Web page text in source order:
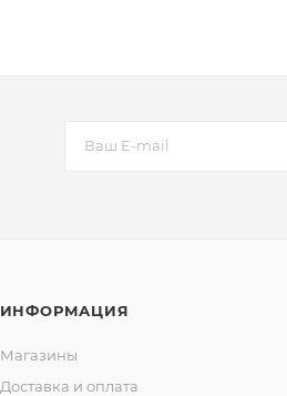
ИНФОРМАЦИЯ
Магазины
Доставка и оплата